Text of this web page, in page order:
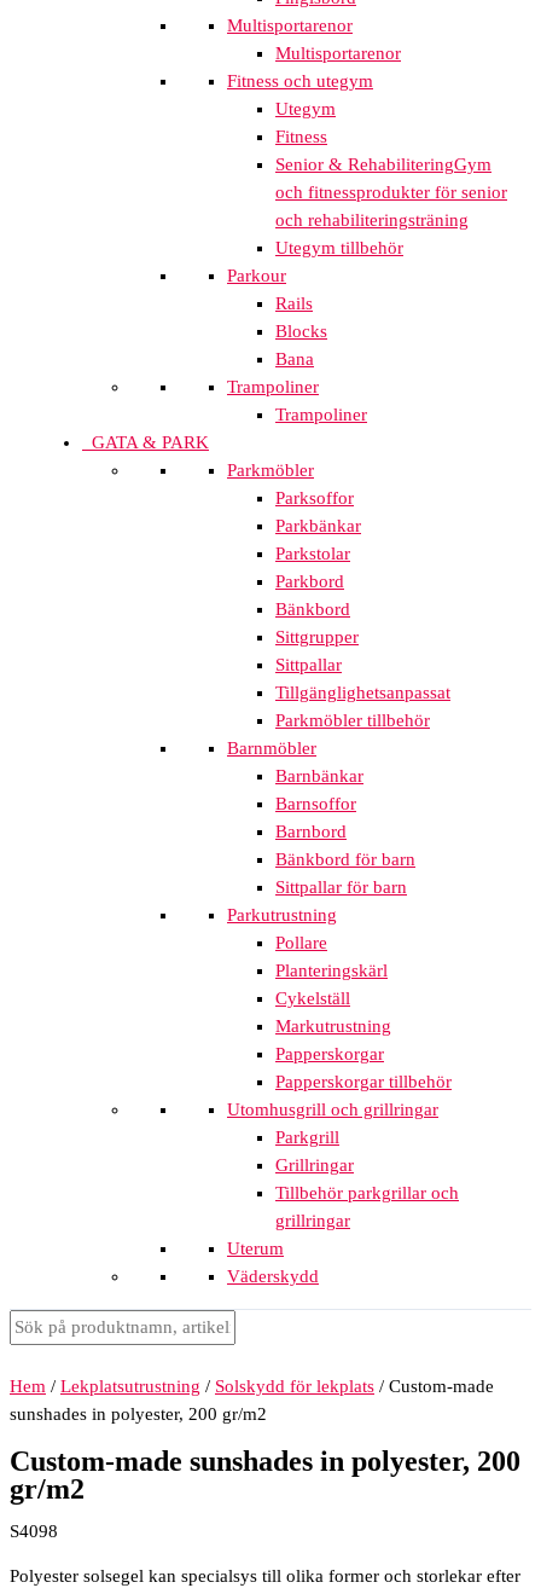
Multisportarenor
Multisportarenor
Fitness och utegym
Utegym
Fitness
Senior & RehabiliteringGym
och fitnessprodukter för senior
och rehabiliteringsträning
Utegym tillbehör
Parkour
Rails
Blocks
Bana
Trampoliner
Trampoliner
GATA & PARK
Parkmöbler
Parksoffor
Parkbänkar
Parkstolar
Parkbord
Bänkbord
Sittgrupper
Sittpallar
Tillgänglighetsanpassat
Parkmöbler tillbehör
Barnmöbler
Barnbänkar
Barnsoffor
Barnbord
Bänkbord för barn
Sittpallar för barn
Parkutrustning
Pollare
Planteringskärl
Cykelställ
Markutrustning
Papperskorgar
Papperskorgar tillbehör
Utomhusgrill och grillringar
Parkgrill
Grillringar
Tillbehör parkgrillar och
grillringar
Uterum
Väderskydd
Hem / Lekplatsutrustning / Solskydd för lekplats / Custom-made
sunshades in polyester, 200 gr/m2
Custom-made sunshades in polyester, 200
gr/m2
S4098
Polyester solsegel kan specialsys till olika former och storlekar efter